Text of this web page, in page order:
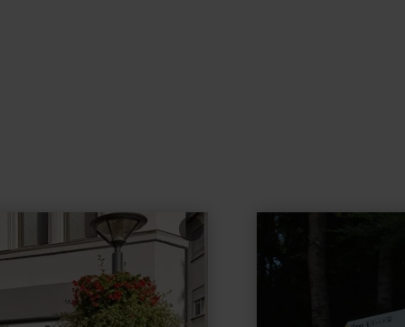
learn
more
about:
Wohnmobilstellplatz
Lutzerath